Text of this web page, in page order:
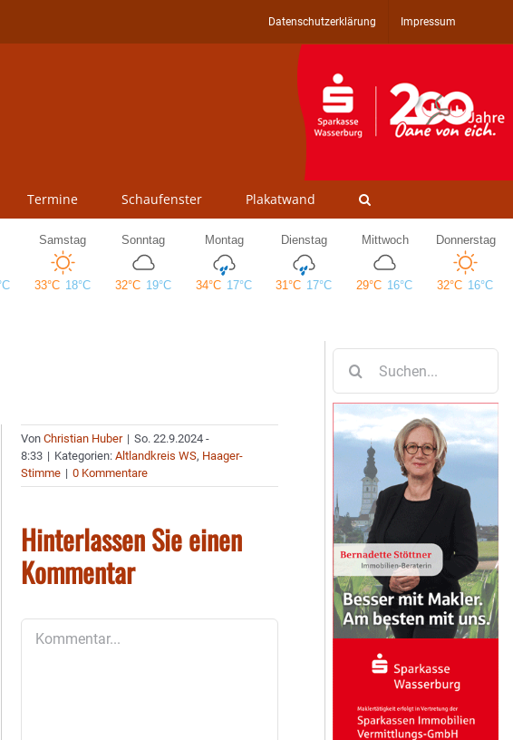
Datenschutzerklärung Impressum
Termine Schaufenster Plakatwand
VonChristian Huber | So. 22.9.2024 -
8:33 | Kategorien:Altlandkreis WS, Haager-
Stimme | 0 Kommentare
Hinterlassen Sie einen
Kommentar
nach: